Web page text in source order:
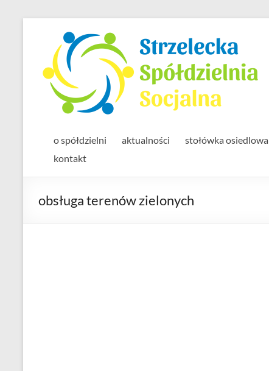
o spółdzielni aktualności stołówka osiedlowa
kontakt
obsługa terenów zielonych